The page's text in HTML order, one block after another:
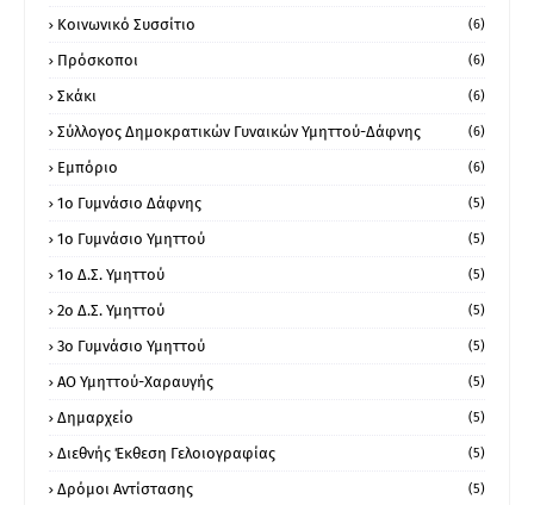
Κοινωνικό Συσσίτιο (6)
Πρόσκοποι (6)
Σκάκι (6)
Σύλλογος Δημοκρατικών Γυναικών Υμηττού-Δάφνης (6)
Εμπόριο (6)
1ο Γυμνάσιο Δάφνης (5)
1ο Γυμνάσιο Υμηττού (5)
1ο Δ.Σ. Υμηττού (5)
2ο Δ.Σ. Υμηττού (5)
3ο Γυμνάσιο Υμηττού (5)
ΑΟ Υμηττού-Χαραυγής (5)
Δημαρχείο (5)
Διεθνής Έκθεση Γελοιογραφίας (5)
Δρόμοι Αντίστασης (5)